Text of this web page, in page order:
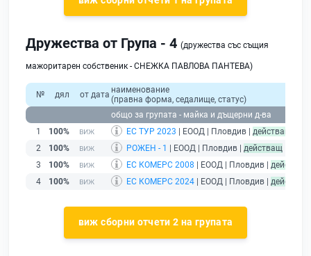
Дружества от Група - 4 (дружества със същия
мажоритарен собственик - СНЕЖКА ПАВЛОВА ПАНТЕВА)
№ дял от дата наименование
(правна форма, седалище, статус)
общо за групата - майка и дъщерни д-ва
1
100% ЕС ТУР 2023 | ЕООД | Пловдив | действащ
2
100% РОЖЕН - 1 | ЕООД | Пловдив | действащ
3
100% ЕС КОМЕРС 2008 | ЕООД | Пловдив | действащ
4
100% ЕС КОМЕРС 2024 | ЕООД | Пловдив | действащ
виж сборни отчети 2 на групата